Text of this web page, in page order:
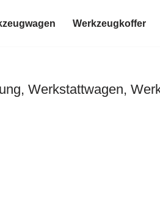
Werkzeugkoffer
Werkstattwagen,